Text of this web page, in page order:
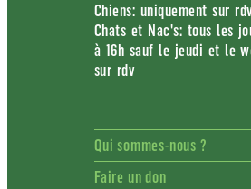
Chiens: uniquement sur
Chats et Nac's: tous les
à 16h sauf le jeudi et le
sur rdv
Qui sommes-nous ?
Faire un don